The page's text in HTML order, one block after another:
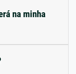
na minha